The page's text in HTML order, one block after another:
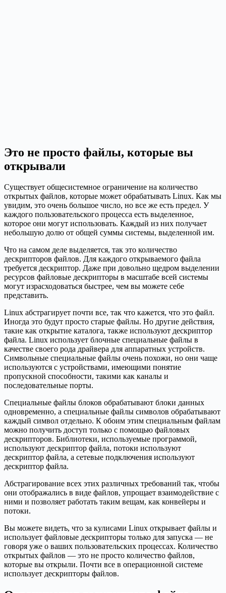
Это не просто файлы, которые вы
открывали
Существует общесистемное ограничение на количество
открытых файлов, которые может обрабатывать Linux. Как мы
увидим, это очень большое число, но все же есть предел. У
каждого пользовательского процесса есть выделенное,
которое они могут использовать. Каждый из них получает
небольшую долю от общей суммы системы, выделенной им.
Что на самом деле выделяется, так это количество
дескрипторов файлов. Для каждого открываемого файла
требуется дескриптор. Даже при довольно щедром выделении
ресурсов файловые дескрипторы в масштабе всей системы
могут израсходоваться быстрее, чем вы можете себе
представить.
Linux абстрагирует почти все, так что кажется, что это файл.
Иногда это будут просто старые файлы. Но другие действия,
такие как открытие каталога, также используют дескриптор
файла. Linux использует блочные специальные файлы в
качестве своего рода драйвера для аппаратных устройств.
Символьные специальные файлы очень похожи, но они чаще
используются с устройствами, имеющими понятие
пропускной способности, такими как каналы и
последовательные порты.
Специальные файлы блоков обрабатывают блоки данных
одновременно, а специальные файлы символов обрабатывают
каждый символ отдельно. К обоим этим специальным файлам
можно получить доступ только с помощью файловых
дескрипторов. Библиотеки, используемые программой,
используют дескриптор файла, потоки используют
дескриптор файла, а сетевые подключения используют
дескриптор файла.
Абстрагирование всех этих различных требований так, чтобы
они отображались в виде файлов, упрощает взаимодействие с
ними и позволяет работать таким вещам, как конвейеры и
потоки.
Вы можете видеть, что за кулисами Linux открывает файлы и
использует файловые дескрипторы только для запуска — не
говоря уже о ваших пользовательских процессах. Количество
открытых файлов — это не просто количество файлов,
которые вы открыли. Почти все в операционной системе
использует дескрипторы файлов.